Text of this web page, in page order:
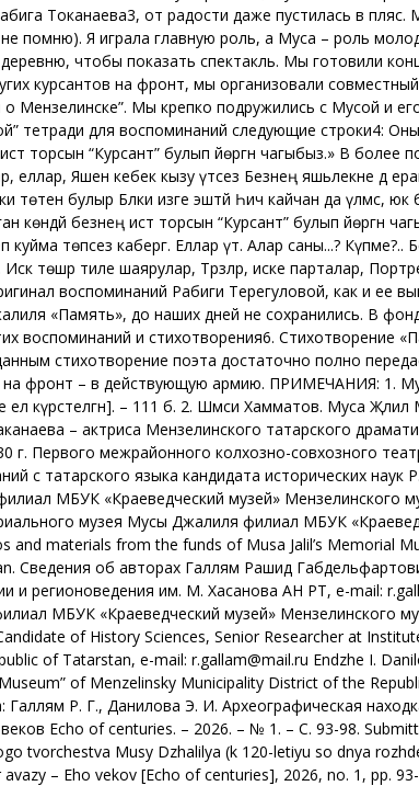
Токанаева3, от радости даже пустилась в
помню). Я играла главную роль, а Муса – роль
чтобы показать спектакль. Мы готовили
курсантов на фронт, мы организовали
Мензелинске”. Мы крепко подружились с Мусой и
тетради для воспоминаний следующие строки4:
торсын “Курсант” булып йөргән чагыбыз.» В более
Яшен кебек кызу үтәсез Безнең яшьлекне дә
төтен булыр Бәлки изге эштәй Һич кайчан да үлмәс,
безнең истә торсын “Курсант” булып йөргән
төпсез кабергә. Еллар үтә. Алар саны...?
төшәр тиле шаярулар, Тәрәзәләр, иске парталар,
воспоминаний Рабиги Терегуловой, как и ее
«Память», до наших дней не сохранились. В
воспоминаний и стихотворения6. Стихотворение
стихотворение поэта достаточно полно
на фронт – в действующую армию. ПРИМЕЧАНИЯ: 1.
күрсәтелгән]. – 111 б. 2. Шәмси Хамматов. Муса Җәлил
– актриса Мензелинского татарского
г. Первого межрайонного колхозно-совхозного
с татарского языка кандидата исторических наук
МБУК «Краеведческий музей» Мензелинского
музея Мусы Джалиля филиал МБУК
and materials from the funds of Musa Jalil’s Memorial
Сведения об авторах Галлям Рашид
и регионоведения им. М. Хасанова АН РТ, е-mail:
МБУК «Краеведческий музей» Мензелинского
of History Sciences, Senior Researcher at
of Tatarstan, e-mail: r.gallam@mail.ru Endzhe I.
of Menzelinsky Municipality District of the
Галлям Р. Г., Данилова Э. И. Археографическая
Echo of centuries. – 2026. – № 1. – С. 93-98.
tvorchestva Musy Dzhalilya (k 120-letiyu so dnya
– Eho vekov [Echo of centuries], 2026, no. 1, pp.